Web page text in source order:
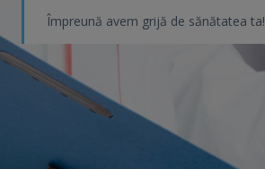
Împreună avem grijă de sănătatea ta!